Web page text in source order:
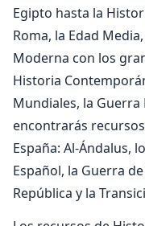
Egipto hasta la
Roma, la Edad
Moderna con los
Historia
Mundiales, la Guerra
encontrarás
España: Al-Ándalus,
Español, la Guerra
República y la